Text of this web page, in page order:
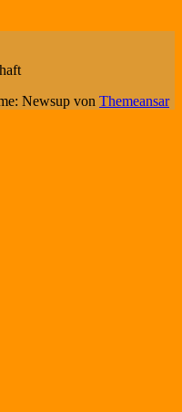
Newsup von Themeansar